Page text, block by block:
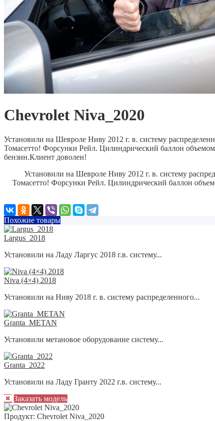
Chevrolet Niva_2020
Установили на Шевроле Ниву 2012 г. в. систему
Томасетто! Форсунки Рейл. Цилиндрический баллон объемом
бензин.Клиент доволен!
Установили на Шевроле Ниву 2012 г. в. систему
Томасетто! Форсунки Рейл. Цилиндрический баллон
Похожие товары
Largus_2018
Установили на Ладу Ларгус 2018 г.в. систему...
Niva (4×4) 2018
Установили на Ниву 2018 г. в. систему распределенного...
Granta_METAN
Установили метановое оборудование систему...
Granta_2022
Установили на Ладу Гранту 2022 г.в. систему...
Заказать модель
Продукт: Chevrolet Niva_2020